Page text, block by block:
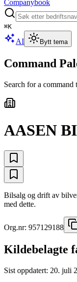
Companybook
⌘K
AI Bytt tema
Command
Search for a command
AASEN
Bilsalg og drift av
med dette.
Org.nr: 957129188
Kildebelagte
Sist oppdatert: 20. juli